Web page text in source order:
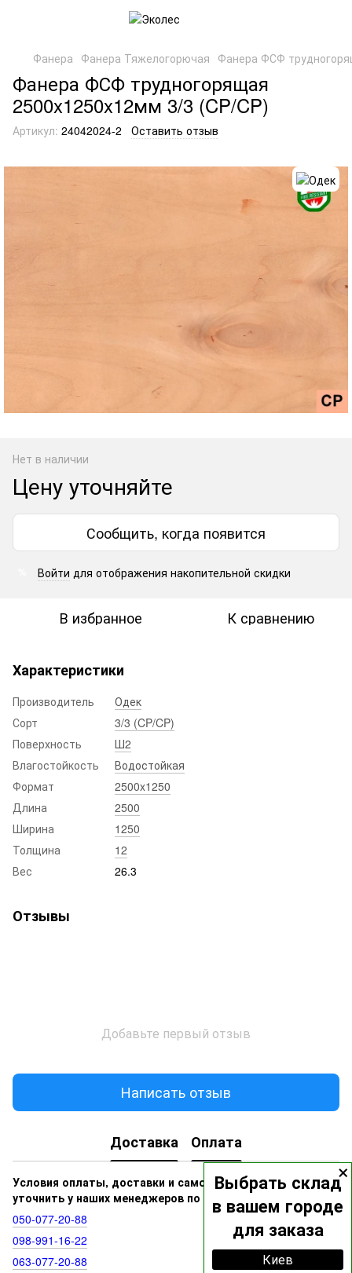
×
Выбрать склад
в вашем городе
для заказа
Киев
Фанера Фанера Тяжелогорючая Фанера ФСФ
Фанера ФСФ трудногорящая
2500x1250x12мм 3/3 (CP/CP)
Артикул: 24042024-2 Оставить отзыв
Нет в наличии
Цену уточняйте
Сообщить, когда появится
Войти для отображения накопительной скидки
В избранное К сравнению
Характеристики
Производитель
Одек
Сорт
3/3 (CP/CP)
Поверхность
Ш2
Влагостойкость
Водостойкая
Формат
2500x1250
Длина
2500
Ширина
1250
Толщина
12
Вес
26.3
Отзывы
Добавьте первый отзыв
Написать отзыв
Доставка Оплата
Условия оплаты, доставки и самовывоза вы можете
уточнить у наших менеджеров по номерам:
050‑077‑20‑88
098‑991‑16‑22
063‑077‑20‑88